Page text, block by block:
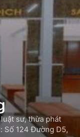
sư, thừa phát
Số 124 Đường D5,